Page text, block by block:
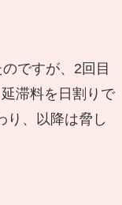
ですが、2回目
滞料を日割りで
り、以降は脅し